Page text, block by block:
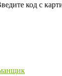
код с